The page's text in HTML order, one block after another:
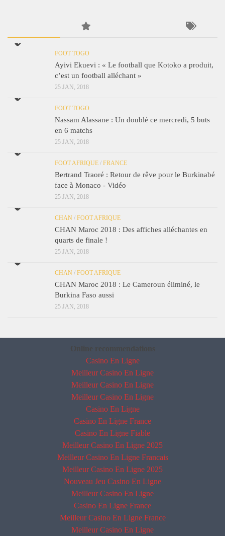
FOOT TOGO
Ayivi Ekuevi : « Le football que Kotoko a produit,
c’est un football alléchant »
25 JAN, 2018
FOOT TOGO
Nassam Alassane : Un doublé ce mercredi, 5 buts
en 6 matchs
25 JAN, 2018
FOOT AFRIQUE / FRANCE
Bertrand Traoré : Retour de rêve pour le Burkinabé
face à Monaco - Vidéo
25 JAN, 2018
CHAN / FOOT AFRIQUE
CHAN Maroc 2018 : Des affiches alléchantes en
quarts de finale !
25 JAN, 2018
CHAN / FOOT AFRIQUE
CHAN Maroc 2018 : Le Cameroun éliminé, le
Burkina Faso aussi
25 JAN, 2018
Online recommendations
Casino En Ligne
Meilleur Casino En Ligne
Meilleur Casino En Ligne
Meilleur Casino En Ligne
Casino En Ligne
Casino En Ligne France
Casino En Ligne Fiable
Meilleur Casino En Ligne 2025
Meilleur Casino En Ligne Francais
Meilleur Casino En Ligne 2025
Nouveau Jeu Casino En Ligne
Meilleur Casino En Ligne
Casino En Ligne France
Meilleur Casino En Ligne France
Meilleur Casino En Ligne